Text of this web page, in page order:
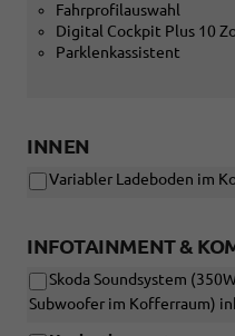
Fahrprofilauswahl
Digital Cockpit Plus 10
Parklenkassistent
INNEN
Variabler Ladeboden im
INFOTAINMENT &
Skoda Soundsystem
Subwoofer im Kofferraum)